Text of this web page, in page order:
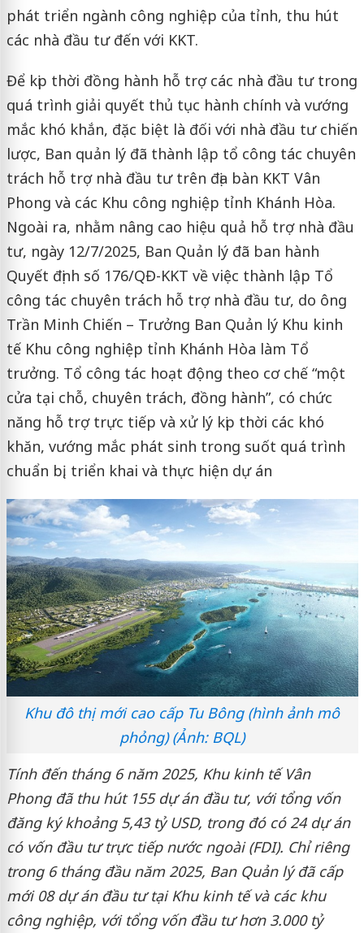
phát triển ngành công nghiệp của tỉnh, thu hút
các nhà đầu tư đến với KKT.
Để kịp thời đồng hành hỗ trợ các nhà đầu tư trong
quá trình giải quyết thủ tục hành chính và vướng
mắc khó khắn, đặc biệt là đối với nhà đầu tư chiến
lược, Ban quản lý đã thành lập tổ công tác chuyên
trách hỗ trợ nhà đầu tư trên địa bàn KKT Vân
Phong và các Khu công nghiệp tỉnh Khánh Hòa.
Ngoài ra, nhằm nâng cao hiệu quả hỗ trợ nhà đầu
tư, ngày 12/7/2025, Ban Quản lý đã ban hành
Quyết định số 176/QĐ-KKT về việc thành lập Tổ
công tác chuyên trách hỗ trợ nhà đầu tư, do ông
Trần Minh Chiến – Trưởng Ban Quản lý Khu kinh
tế Khu công nghiệp tỉnh Khánh Hòa làm Tổ
trưởng. Tổ công tác hoạt động theo cơ chế “một
cửa tại chỗ, chuyên trách, đồng hành”, có chức
năng hỗ trợ trực tiếp và xử lý kịp thời các khó
khăn, vướng mắc phát sinh trong suốt quá trình
chuẩn bị, triển khai và thực hiện dự án
Khu đô thị mới cao cấp Tu Bông (hình ảnh mô
phỏng) (Ảnh: BQL)
Tính đến tháng 6 năm 2025, Khu kinh tế Vân
Phong đã thu hút 155 dự án đầu tư, với tổng vốn
đăng ký khoảng 5,43 tỷ USD, trong đó có 24 dự án
có vốn đầu tư trực tiếp nước ngoài (FDI). Chỉ riêng
trong 6 tháng đầu năm 2025, Ban Quản lý đã cấp
mới 08 dự án đầu tư tại Khu kinh tế và các khu
công nghiệp, với tổng vốn đầu tư hơn 3.000 tỷ